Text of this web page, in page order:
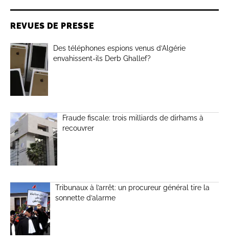
REVUES DE PRESSE
Des téléphones espions venus d’Algérie
envahissent-ils Derb Ghallef?
Fraude fiscale: trois milliards de dirhams à
recouvrer
Tribunaux à l’arrêt: un procureur général tire la
sonnette d’alarme